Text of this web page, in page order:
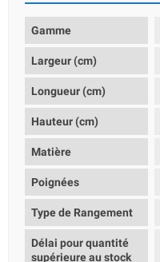
Gamme
Largeur (cm)
Longueur (cm)
Hauteur (cm)
Matière
Poignées
Type de Rangement
Délai pour quantité
supérieure au stock